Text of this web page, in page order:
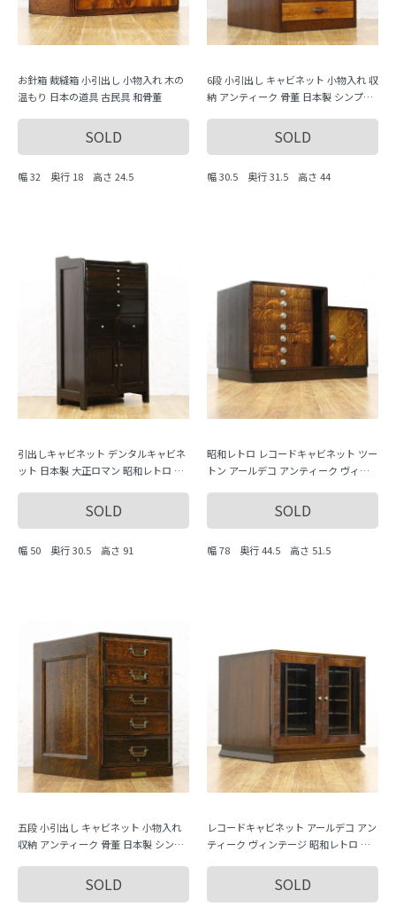
お針箱 裁縫箱 小引出し 小物入れ 木の
温もり 日本の道具 古民具 和骨董
SOLD
幅 32 奥行 18 高さ 24.5
6段 小引出し キャビネット 小物入れ 収
納 アンティーク 骨董 日本製 シンプル
SOLD
幅 30.5 奥行 31.5 高さ 44
引出しキャビネット デンタルキャビネ
ット 日本製 大正ロマン 昭和レトロ 薄
SOLD
幅 50 奥行 30.5 高さ 91
昭和レトロ レコードキャビネット ツー
トン アールデコ アンティーク ヴィン
SOLD
幅 78 奥行 44.5 高さ 51.5
五段 小引出し キャビネット 小物入れ
収納 アンティーク 骨董 日本製 シンプ
SOLD
レコードキャビネット アールデコ アン
ティーク ヴィンテージ 昭和レトロ 木
SOLD